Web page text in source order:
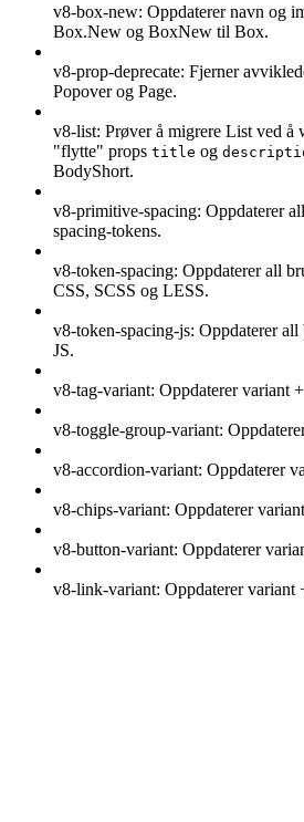
v8-box-new: Oppdaterer navn og
Box.New og BoxNew til Box.
v8-prop-deprecate: Fjerner
Popover og Page.
v8-list: Prøver å migrere List ved å
"flytte" props title og
BodyShort.
v8-primitive-spacing: Oppdaterer
spacing-tokens.
v8-token-spacing: Oppdaterer all
CSS, SCSS og LESS.
v8-token-spacing-js: Oppdaterer
JS.
v8-tag-variant: Oppdaterer variant
v8-toggle-group-variant:
v8-accordion-variant: Oppdaterer
v8-chips-variant: Oppdaterer
v8-button-variant: Oppdaterer
v8-link-variant: Oppdaterer variant